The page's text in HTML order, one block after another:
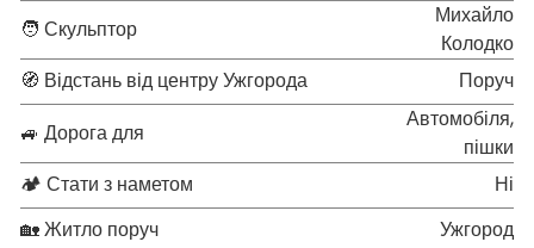
🧑 Скульптор
Михайло
Колодко
🧭 Відстань від центру Ужгорода
Поруч
🚙 Дорога для
Автомобіля,
пішки
🏕 Стати з наметом
Ні
🏡 Житло поруч
Ужгород